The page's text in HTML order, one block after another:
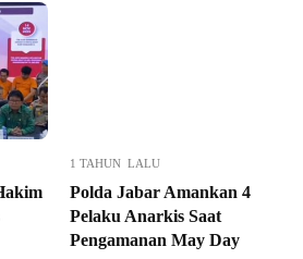
1 TAHUN LALU
Polda Jabar Amankan 4
Pelaku Anarkis Saat
Pengamanan May Day